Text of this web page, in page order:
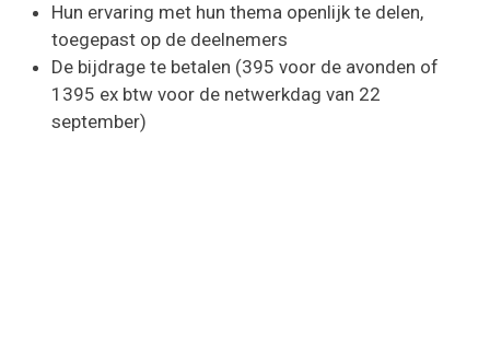
Hun ervaring met hun thema openlijk te delen,
toegepast op de deelnemers
De bijdrage te betalen (395 voor de avonden of
1395 ex btw voor de netwerkdag van 22
september)